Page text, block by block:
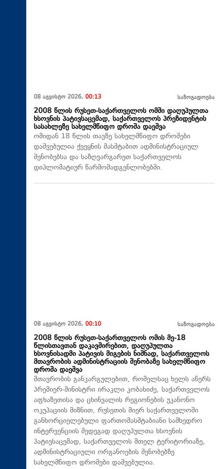
08 აგვისტო 2026, 00:13 საზოგადოება
2008 წლის რუსეთ-საქართველოს ომში დაღუპულთა
ხსოვნის პატივსაცემად, საქართველოს პრეზიდენტის
სასახლეზე სახელმწიფო დროშა დაეშვა
ომიდან 18 წლის თავზე სახელმწიფო დროშები
დაშვებულია ქვეყნის მასშტაბით ადმინისტრაციულ
შენობებსა და საზღვარგარეთ საქართველოს
დიპლომატიურ წარმომადგენლობებში.
08 აგვისტო 2026, 00:10 საზოგადოება
2008 წლის რუსეთ-საქართველოს ომის მე-18
წლისთავთან დაკავშირებით, დაღუპულთა
ხსოვნისადმი პატივის მიგების ნიშნად, საქართველოს
მთავრობის ადმინისტრაციის შენობაზე სახელმწიფო
დროშა დაეშვა
მთავრობის განკარგულებით, რომელსაც ხელს აწერს
პრემიერ-მინისტრი ირაკლი კობახიძე, საქართველოს
აფხაზეთისა და ცხინვალის რეგიონების უკანონო
ოკუპაციის მიზნით, რუსეთის მიერ საქართველოში
განხორციელებული ფართომასშტაბიანი სამხედრო
ინტერვენციის შედეგად დაღუპულთა ხსოვნის
პატივსაცემად, საქართველოს მთელ ტერიტორიაზე,
ადმინისტრაციული ორგანოების შენობებზე
სახელმწიფო დროშები დაშვებულია.